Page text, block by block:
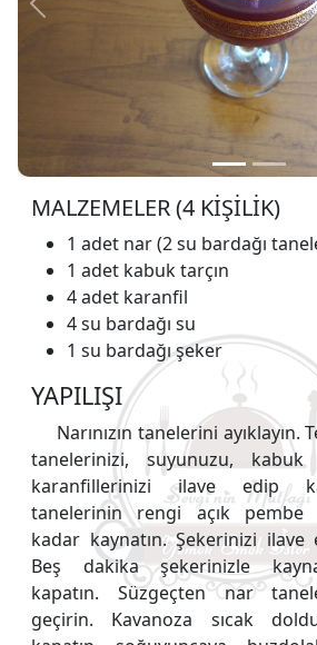
Önceki
MALZEMELER (4 KİŞİLİK)
1 adet nar (2 su bardağı
1 adet kabuk tarçın
4 adet karanfil
4 su bardağı su
1 su bardağı şeker
YAPILIŞI
Narınızın tanelerini ayıklayın.
tanelerinizi, suyunuzu, kabuk
karanfillerinizi ilave edip
tanelerinin rengi açık pembe
kadar kaynatın. Şekerinizi ilave
Beş dakika şekerinizle
kapatın. Süzgeçten nar
geçirin. Kavanoza sıcak